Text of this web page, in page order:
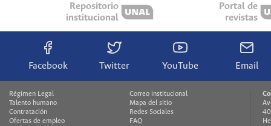
Repositorio
institucional
Portal de
revistas
Facebook Twitter YouTube Email
Régimen Legal
Talento humano
Contratación
Ofertas de empleo
Correo institucional
Mapa del sitio
Redes Sociales
FAQ